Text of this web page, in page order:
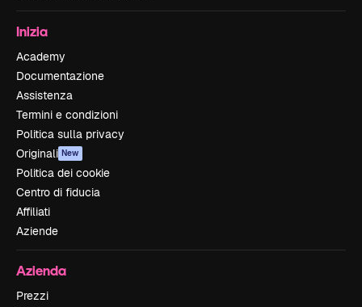
Inizia
Academy
Documentazione
Assistenza
Termini e condizioni
Politica sulla privacy
Originali New
Politica dei cookie
Centro di fiducia
Affiliati
Aziende
Azienda
Prezzi